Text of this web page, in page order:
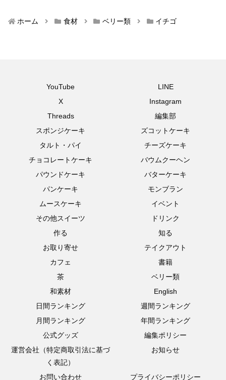
ホーム 食材 ベリー類 イチゴ
YouTube
LINE
X
Instagram
Threads
編集部
スポンジケーキ
ズコットケーキ
タルト・パイ
チーズケーキ
チョコレートケーキ
バウムクーヘン
パウンドケーキ
バターケーキ
パンケーキ
モンブラン
ムースケーキ
イベント
その他スイーツ
ドリンク
作る
知る
お取り寄せ
テイクアウト
カフェ
書籍
茶
ベリー類
和素材
English
日間ランキング
週間ランキング
月間ランキング
年間ランキング
公式グッズ
編集ポリシー
運営会社（特定商取引法に基づ
く表記）
お知らせ
お問い合わせ プライバシーポリシー